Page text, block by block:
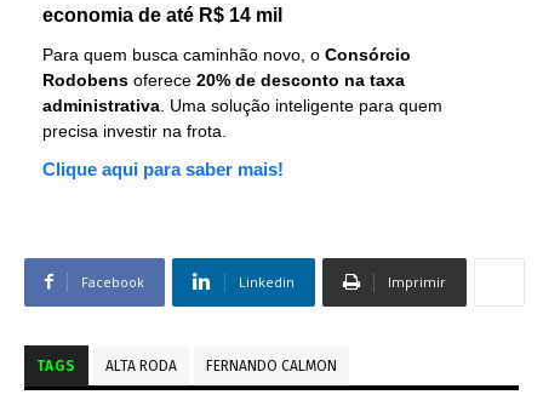
economia de até R$ 14 mil
Para quem busca caminhão novo, o Consórcio
Rodobens oferece 20% de desconto na taxa
administrativa . Uma solução inteligente para quem
precisa investir na frota.
Clique aqui para saber mais!
Facebook Linkedin Imprimir
TAGS ALTA RODA FERNANDO CALMON